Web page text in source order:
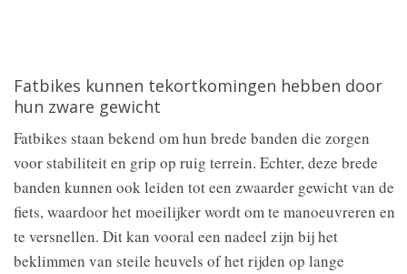
Fatbikes kunnen tekortkomingen hebben door
hun zware gewicht
Fatbikes staan bekend om hun brede banden die zorgen
voor stabiliteit en grip op ruig terrein. Echter, deze brede
banden kunnen ook leiden tot een zwaarder gewicht van de
fiets, waardoor het moeilijker wordt om te manoeuvreren en
te versnellen. Dit kan vooral een nadeel zijn bij het
beklimmen van steile heuvels of het rijden op lange